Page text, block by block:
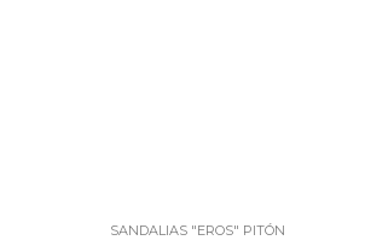
SANDALIAS "EROS" PITÓN
Vista rápida